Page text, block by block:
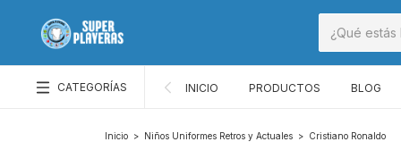
CATEGORÍAS INICIO PRODUCTOS BLOG
Inicio > Niños Uniformes Retros y Actuales > Cristiano Ronaldo